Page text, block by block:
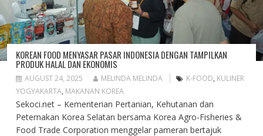
KOREAN FOOD MENYASAR PASAR INDONESIA DENGAN TAMPILKAN
PRODUK HALAL DAN EKONOMIS
AUGUST 24, 2025 MELINDA MELINDA K-FOOD, KULINER
YOGYAKARTA, MAKANAN KOREA
Sekoci.net – Kementerian Pertanian, Kehutanan dan
Peternakan Korea Selatan bersama Korea Agro-Fisheries &
Food Trade Corporation menggelar pameran bertajuk